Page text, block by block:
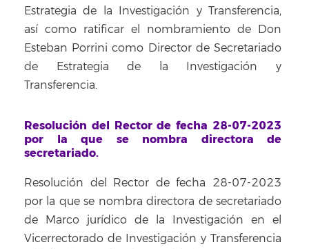
Estrategia de la Investigación y Transferencia,
así como ratificar el nombramiento de Don
Esteban Porrini como Director de Secretariado
de Estrategia de la Investigación y
Transferencia.
Resolución del Rector de fecha 28-07-2023
por la que se nombra directora de
secretariado.
Resolución del Rector de fecha 28-07-2023
por la que se nombra directora de secretariado
de Marco jurídico de la Investigación en el
Vicerrectorado de Investigación y Transferencia